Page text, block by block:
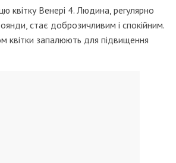
квітку Венері 4. Людина, регулярно
стає доброзичливим і спокійним.
квітки запалюють для підвищення